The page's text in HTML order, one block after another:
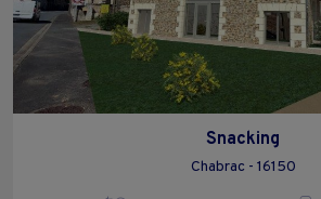
Snacking
Chabrac - 16150